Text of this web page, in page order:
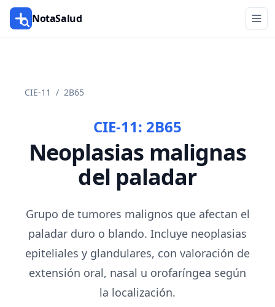
NotaSalud
CIE-11 / 2B65
CIE-11: 2B65
Neoplasias malignas
del paladar
Grupo de tumores malignos que afectan el
paladar duro o blando. Incluye neoplasias
epiteliales y glandulares, con valoración de
extensión oral, nasal u orofaríngea según
la localización.